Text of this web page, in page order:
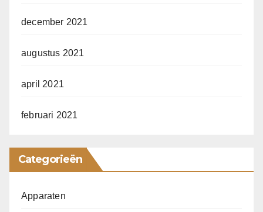
december 2021
augustus 2021
april 2021
februari 2021
Categorieën
Apparaten